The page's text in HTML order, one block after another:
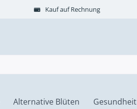
Kauf auf Rechnung
Alternative Blüten Gesundheit